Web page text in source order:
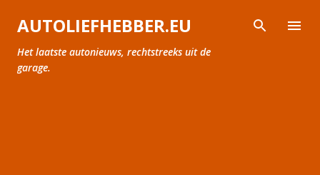
Doorgaan naar hoofdcontent
AUTOLIEFHEBBER.EU
Het laatste autonieuws, rechtstreeks uit de
garage.